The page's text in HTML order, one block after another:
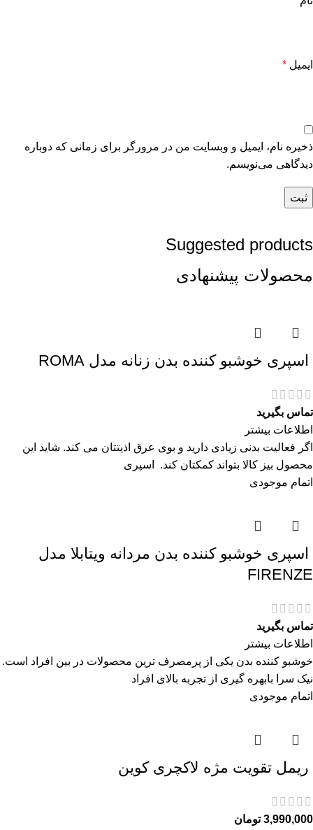
ایمیل *
ذخیره نام، ایمیل و وبسایت من در مرورگر برای زمانی که دوباره
دیدگاهی می‌نویسم.
Suggested products
محصولات پیشنهادی
اسپری خوشبو کننده بدن زنانه مدل ROMA
تماس بگیرید
اطلاعات بیشتر
اگر فعالیت بدنی زیادی دارید و بوی عرق اذیتتان می کند. شاید این
محصول بیز کالا بتواند کمکتان کند. اسپری
اتمام موجودی
اسپری خوشبو کننده بدن مردانه ویتابلا مدل
FIRENZE
تماس بگیرید
اطلاعات بیشتر
خوشبو کننده بدن یکی از پرمصرف ترین محصولات در بین افراد است.
نیک سرا بابهره گیری از تجربه بالای افراد
اتمام موجودی
ريمل تقويت مژه لاكچری كوين
3,990,000 تومان